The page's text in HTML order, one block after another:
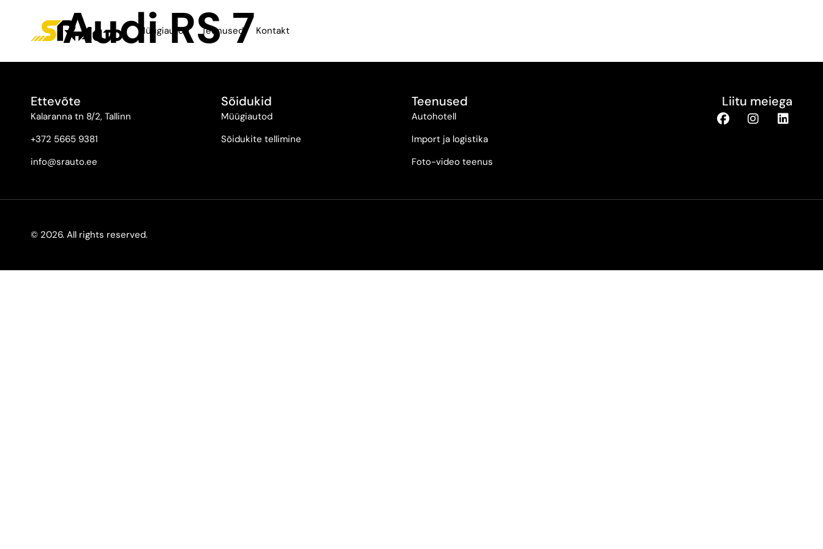
Müügiautod Teenused Kontakt
Audi RS 7
Ettevõte
Kalaranna tn 8/2, Tallinn
+372 5665 9381
info@srauto.ee
Sõidukid
Müügiautod
Sõidukite tellimine
Teenused
Autohotell
Import ja logistika
Foto-video teenus
Liitu meiega
© 2026. All rights reserved.